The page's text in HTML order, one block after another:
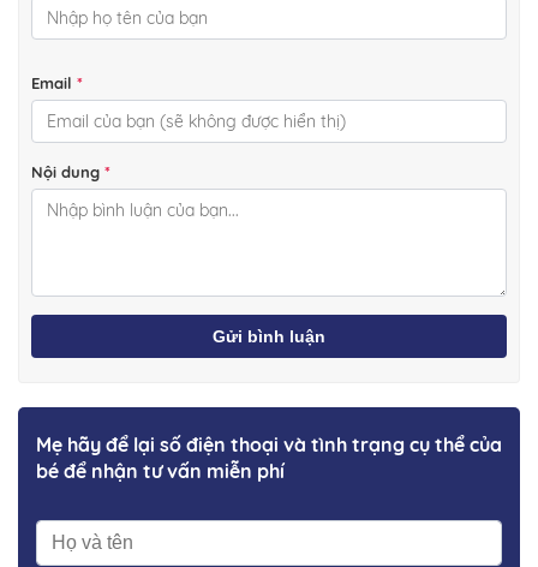
Email *
Nội dung *
Gửi bình luận
Mẹ hãy để lại số điện thoại và tình trạng cụ thể của
bé để nhận tư vấn miễn phí